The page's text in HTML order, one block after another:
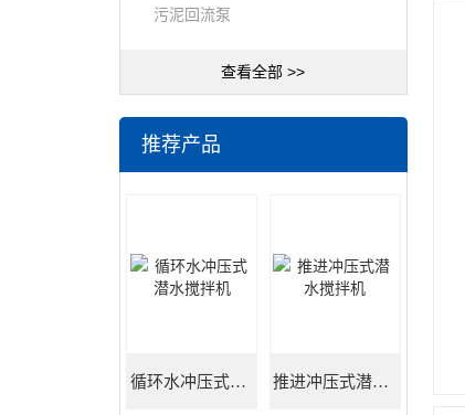
污泥回流泵
查看全部 >>
推荐产品
循环水冲压式潜水搅拌机 推进冲压式潜水搅拌机